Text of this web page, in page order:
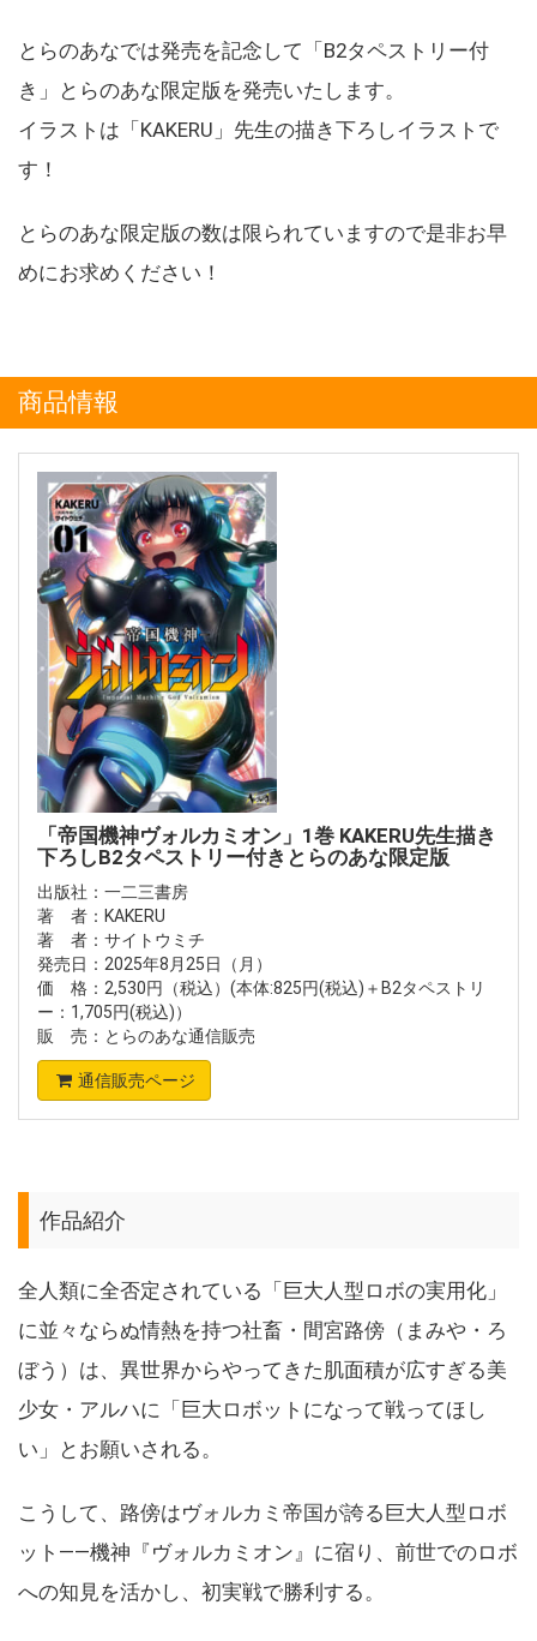
とらのあなでは発売を記念して「B2タペストリー付
き」とらのあな限定版を発売いたします。
イラストは「KAKERU」先生の描き下ろしイラストで
す！
とらのあな限定版の数は限られていますので是非お早
めにお求めください！
商品情報
「帝国機神ヴォルカミオン」1巻 KAKERU先生描き
下ろしB2タペストリー付きとらのあな限定版
出版社：一二三書房
著 者：KAKERU
著 者：サイトウミチ
発売日：2025年8月25日（月）
価 格：2,530円（税込）(本体:825円(税込)＋B2タペストリ
ー：1,705円(税込)）
販 売：とらのあな通信販売
通信販売ページ
作品紹介
全人類に全否定されている「巨大人型ロボの実用化」
に並々ならぬ情熱を持つ社畜・間宮路傍（まみや・ろ
ぼう）は、異世界からやってきた肌面積が広すぎる美
少女・アルハに「巨大ロボットになって戦ってほし
い」とお願いされる。
こうして、路傍はヴォルカミ帝国が誇る巨大人型ロボ
ット――機神『ヴォルカミオン』に宿り、前世でのロボ
への知見を活かし、初実戦で勝利する。